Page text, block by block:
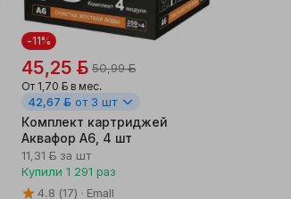
-11%
45,25 ƃ 50,99 ƃ
От 1,70 ƃв мес.
42,67 ƃ от 3 шт
Комплект картриджей
Аквафор A6, 4 шт
11,31 ƃза шт
Купили 1 291 раз
4.8 (17)
Emall